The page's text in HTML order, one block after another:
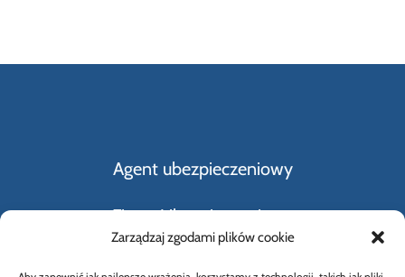
Zarządzaj zgodami plików cookie
Agent ubezpieczeniowy
Firmy Ubezpieczeniowe